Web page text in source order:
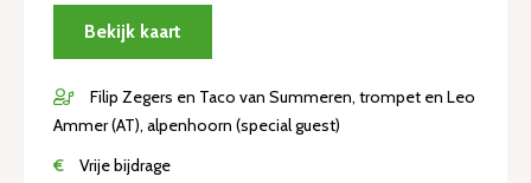
Bekijk kaart
Filip Zegers en Taco van Summeren, trompet en Leo
Ammer (AT), alpenhoorn (special guest)
€
Vrije bijdrage